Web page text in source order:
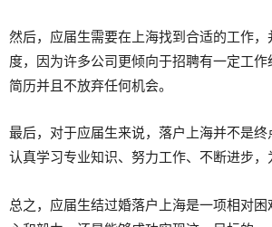
然后，应届生需要在上海找到合适的工作
度，因为许多公司更倾向于招聘有一定工
简历并且不放弃任何机会。
最后，对于应届生来说，落户上海并不是
认真学习专业知识、努力工作、不断进步
总之，应届生结过婚落户上海是一项相对